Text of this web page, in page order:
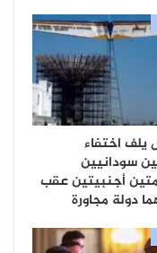
اختفاء
سودانيين
أجنبيتين عقب
دولة مجاورة